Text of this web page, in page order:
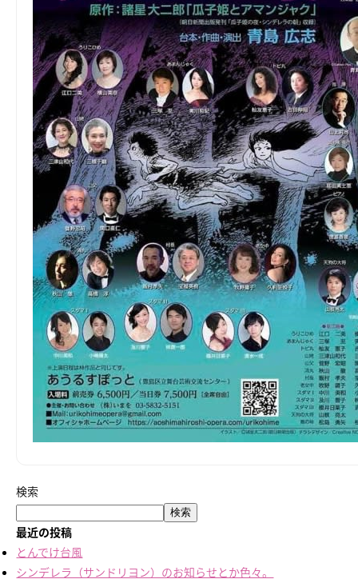
検索
検索
最近の投稿
とんでけ台風
シンデレラ（サンドリヨン）のお知らせとか色々。